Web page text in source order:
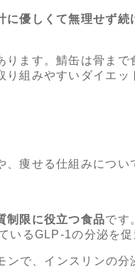
に優しくて無理せず続
ります。鯖缶は骨ま
組みやすいダイエッ
痩せる仕組みについ
制限に役立つ食品です
いるGLP-1の分泌を促
で、インスリンの分